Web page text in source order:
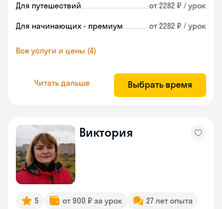
Для путешествий от 2282 ₽ / урок
Для начинающих - премиум от 2282 ₽ / урок
Все услуги и цены (4)
Читать дальше Выбрать время
Виктория
5 от 900 ₽ за урок
27 лет опыта